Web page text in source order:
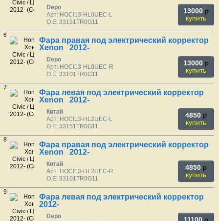
Depo
Арт: HOCI13-HL0UEC-L
O.E: 33151TR0G11
13000 p
купить
6
Фара правая под электрический корректор
Xenon 2012-
Depo
Арт: HOCI13-HL0UEC-R
O.E: 33101TR0G11
13000 p
купить
7
Фара левая под электрический корректор
Xenon 2012-
Китай
Арт: HOCI13-HL2UEC-L
O.E: 33151TR0G11
4850 p
купить
8
Фара правая под электрический корректор
Xenon 2012-
Китай
Арт: HOCI13-HL2UEC-R
O.E: 33101TR0G11
4850 p
купить
9
Фара левая под электрический корректор
2012-
Depo